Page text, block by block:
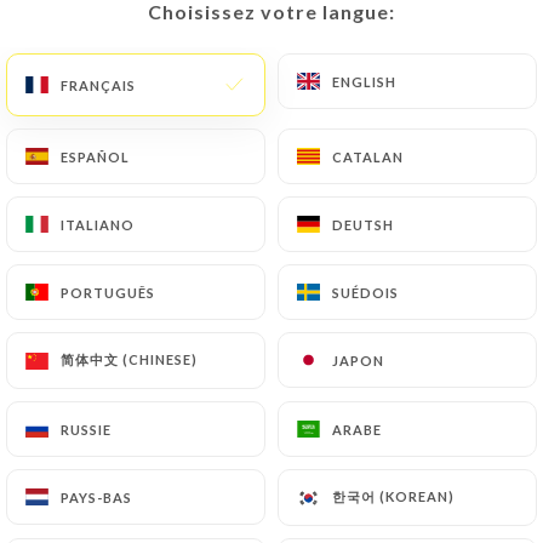
Choisissez votre langue:
FRANÇAIS ENGLISH
ESPAÑOL CATALAN
ITALIANO DEUTSH
PORTUGUÊS SUÉDOIS
简体中文 (CHINESE) JAPON
RUSSIE ARABE
PAYS-BAS 한국어 (KOREAN)
ACCUEIL/ CONTACT
Blabla
Choisissez votre langue:
FRANÇAIS ENGLISH
ESPAÑOL CATALAN
ITALIANO DEUTSH
PORTUGUÊS SUÉDOIS
简体中文 (CHINESE) JAPON
RUSSIE ARABE
PAYS-BAS 한국어 (KOREAN)